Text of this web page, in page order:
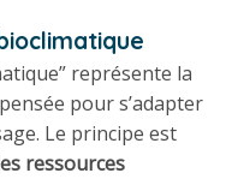
représente la
pour s’adapter
Le principe est
ressources